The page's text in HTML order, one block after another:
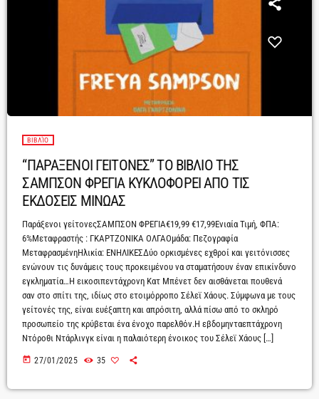
ΒΙΒΛΊΟ
“ΠΑΡΑΞΕΝΟΙ ΓΕΙΤΟΝΕΣ” ΤΟ ΒΙΒΛΙΟ ΤΗΣ
ΣΑΜΠΣΟΝ ΦΡΕΓΙΑ ΚΥΚΛΟΦΟΡΕΙ ΑΠΟ ΤΙΣ
ΕΚΔΟΣΕΙΣ ΜΙΝΩΑΣ
Παράξενοι γείτονεςΣΑΜΠΣΟΝ ΦΡΕΓΙΑ€19,99 €17,99Ενιαία Τιμή, ΦΠΑ:
6%Mεταφραστής : ΓΚΑΡΤΖΟΝΙΚΑ ΟΛΓΑΟμάδα: Πεζογραφία
ΜεταφρασμένηΗλικία: ΕΝΗΛΙΚΕΣΔύο ορκισμένες εχθροί και γειτόνισσες
ενώνουν τις δυνάμεις τους προκειμένου να σταματήσουν έναν επικίνδυνο
εγκληματία…Η εικοσιπεντάχρονη Κατ Μπένετ δεν αισθάνεται πουθενά
σαν στο σπίτι της, ιδίως στο ετοιμόρροπο Σέλεϊ Χάους. Σύμφωνα με τους
γείτονές της, είναι ευέξαπτη και απρόσιτη, αλλά πίσω από το σκληρό
προσωπείο της κρύβεται ένα ένοχο παρελθόν.Η εβδομηνταεπτάχρονη
Ντόροθι Ντάρλινγκ είναι η παλαιότερη ένοικος του Σέλεϊ Χάους […]
today 27/01/2025 35